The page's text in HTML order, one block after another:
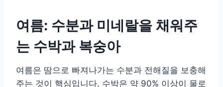
여름: 수분과 미네랄을 채워주
는 수박과 복숭아
여름은 땀으로 빠져나가는 수분과 전해질을 보충해
주는 것이 핵심입니다. 수박은 약 90% 이상이 물로